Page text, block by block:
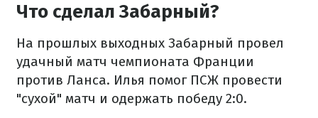
Что сделал Забарный?
На прошлых выходных Забарный провел
удачный матч чемпионата Франции
против Ланса. Илья помог ПСЖ провести
"сухой" матч и одержать победу 2:0.